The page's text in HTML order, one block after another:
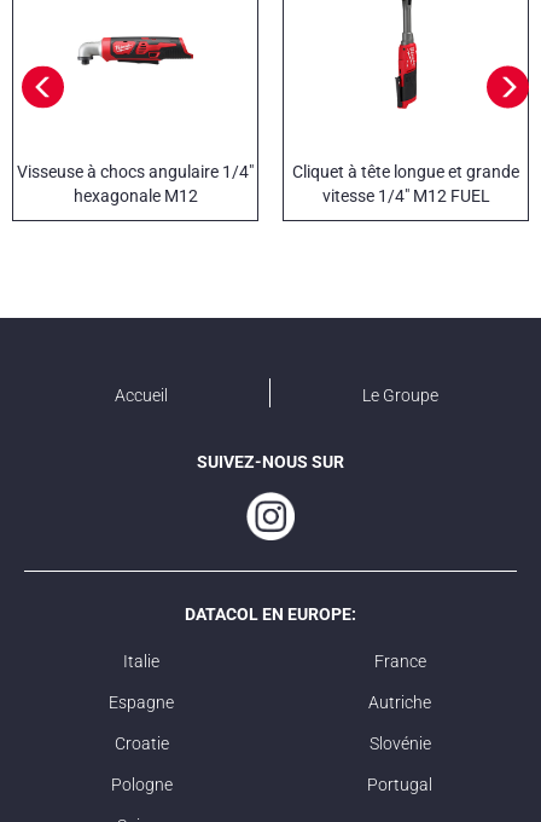
Visseuse à chocs angulaire 1/4"
hexagonale M12
Cliquet à tête longue et grande
vitesse 1/4" M12 FUEL
Accueil Le Groupe
SUIVEZ-NOUS SUR
DATACOL EN EUROPE:
Italie France
Espagne Autriche
Croatie Slovénie
Pologne Portugal